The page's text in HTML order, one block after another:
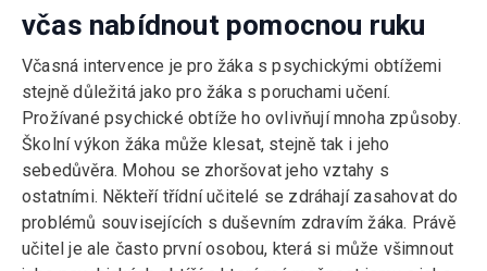
včas nabídnout pomocnou ruku
Včasná intervence je pro žáka s psychickými obtížemi
stejně důležitá jako pro žáka s poruchami učení.
Prožívané psychické obtíže ho ovlivňují mnoha způsoby.
Školní výkon žáka může klesat, stejně tak i jeho
sebedůvěra. Mohou se zhoršovat jeho vztahy s
ostatními. Někteří třídní učitelé se zdráhají zasahovat do
problémů souvisejících s duševním zdravím žáka. Právě
učitel je ale často první osobou, která si může všimnout